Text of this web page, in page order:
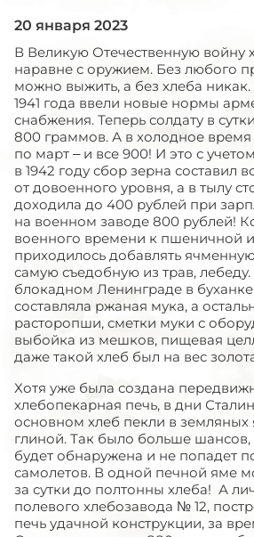
20 января 2023
В Великую Отечественную войну
наравне с оружием. Без любого
можно выжить, а без хлеба никак.
1941 года ввели новые нормы
снабжения. Теперь солдату в
800 граммов. А в холодное время
по март – и все 900! И это с
в 1942 году сбор зерна составил
от довоенного уровня, а в тылу
доходила до 400 рублей при
на военном заводе 800 рублей!
военного времени к пшеничной
приходилось добавлять
самую съедобную из трав,
блокадном Ленинграде в буханке
составляла ржаная мука, а
расторопши, сметки муки с
выбойка из мешков, пищевая
даже такой хлеб был на вес
Хотя уже была создана
хлебопекарная печь, в дни
основном хлеб пекли в
глиной. Так было больше шансов,
будет обнаружена и не попадет
самолетов. В одной печной яме
за сутки до полтонны хлеба! А
полевого хлебозавода № 12,
печь удачной конструкции, за